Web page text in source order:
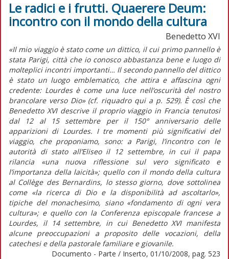
Le radici e i frutti. Quaerere Deum:
incontro con il mondo della cultura
Benedetto XVI
«Il mio viaggio è stato come un dittico, il cui primo pannello è
stata Parigi, città che io conosco abbastanza bene e luogo di
molteplici incontri importanti… Il secondo pannello del dittico
è stato un luogo emblematico, che attira e affascina ogni
credente: Lourdes è come una luce nell’oscurità del nostro
brancolare verso Dio» (cf. riquadro qui a p. 529). È così che
Benedetto XVI descrive il proprio viaggio in Francia tenutosi
dal 12 al 15 settembre per il 150° anniversario delle
apparizioni di Lourdes. I tre momenti più significativi del
viaggio, che proponiamo, sono: a Parigi, l’incontro con le
autorità di stato all’Eliseo il 12 settembre, in cui il papa
rilancia «una nuova riflessione sul vero significato e
l’importanza della laicità»; quello con il mondo della cultura
al Collège des Bernardins, lo stesso giorno, dove sottolinea
come «la ricerca di Dio e la disponibilità ad ascoltarlo»,
tipiche del monachesimo, siano «fondamento di ogni vera
cultura»; e quello con la Conferenza episcopale francese a
Lourdes, il 14 settembre, in cui Benedetto XVI manifesta
alcune preoccupazioni a proposito delle vocazioni, della
catechesi e della pastorale familiare e giovanile.
Documento - Parte / Inserto, 01/10/2008, pag. 523